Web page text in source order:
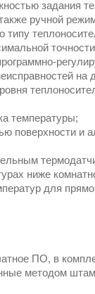
задания
ручной
типу
на
температуры;
поверхности и
ниже
для
ПО, в
методом